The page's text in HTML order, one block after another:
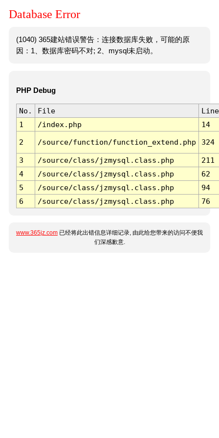
Database Error
(1040) 365建站错误警告：连接数据库失败，可能的原
因：1、数据库密码不对; 2、mysql未启动。
PHP Debug
No. File
Line
1
/index.php 14
2 /source/function/function_extend.php 324
3 /source/class/jzmysql.class.php
211
4
/source/class/jzmysql.class.php
62
5
/source/class/jzmysql.class.php
94
6
/source/class/jzmysql.class.php 76
www.365jz.com 已经将此出错信息详细记录, 由此给您带来的访问不便我
们深感歉意.